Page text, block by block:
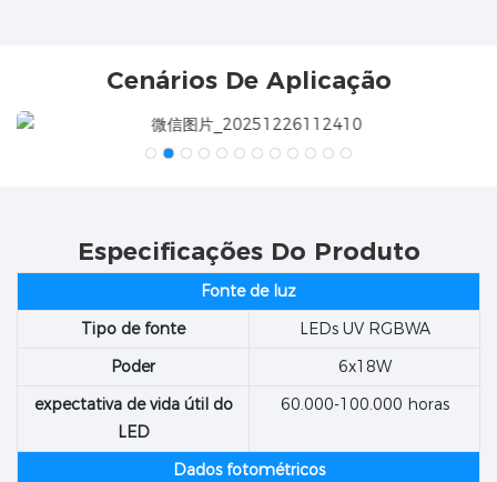
Cenários De Aplicação
Especificações Do Produto
Fonte de luz
Tipo de fonte
LEDs UV RGBWA
Poder
6x18W
expectativa de vida útil do
LED
60.000-100.000 horas
Dados fotométricos